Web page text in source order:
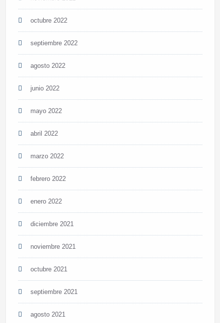
octubre 2022
septiembre 2022
agosto 2022
junio 2022
mayo 2022
abril 2022
marzo 2022
febrero 2022
enero 2022
diciembre 2021
noviembre 2021
octubre 2021
septiembre 2021
agosto 2021